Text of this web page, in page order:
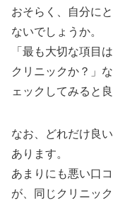
おそらく、自分に
ないでしょうか。
「最も大切な項目
クリニックか？」
ェックしてみると
なお、どれだけ良
あります。
あまりにも悪い口
が、同じクリニッ